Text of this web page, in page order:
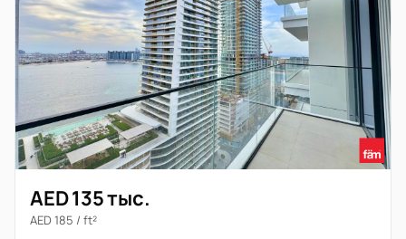
AED 135 тыс.
AED 185 / ft²